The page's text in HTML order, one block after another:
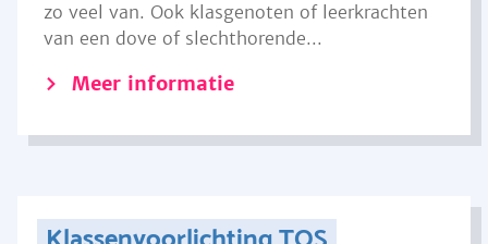
zo veel van. Ook klasgenoten of leerkrachten
van een dove of slechthorende...
Meer informatie